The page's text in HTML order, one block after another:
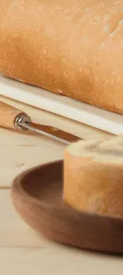
處:肉依小姐吃什麼